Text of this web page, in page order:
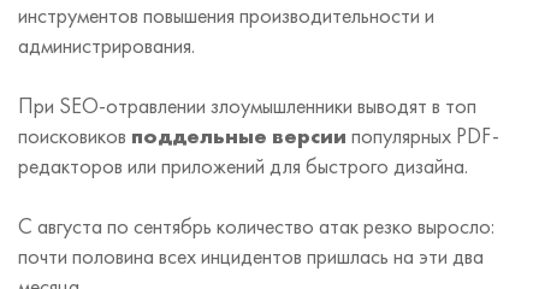
инструментов повышения производительности и
администрирования.
При SEO-отравлении злоумышленники выводят в топ
поисковиков поддельные версии популярных PDF-
редакторов или приложений для быстрого дизайна.
С августа по сентябрь количество атак резко выросло:
почти половина всех инцидентов пришлась на эти два